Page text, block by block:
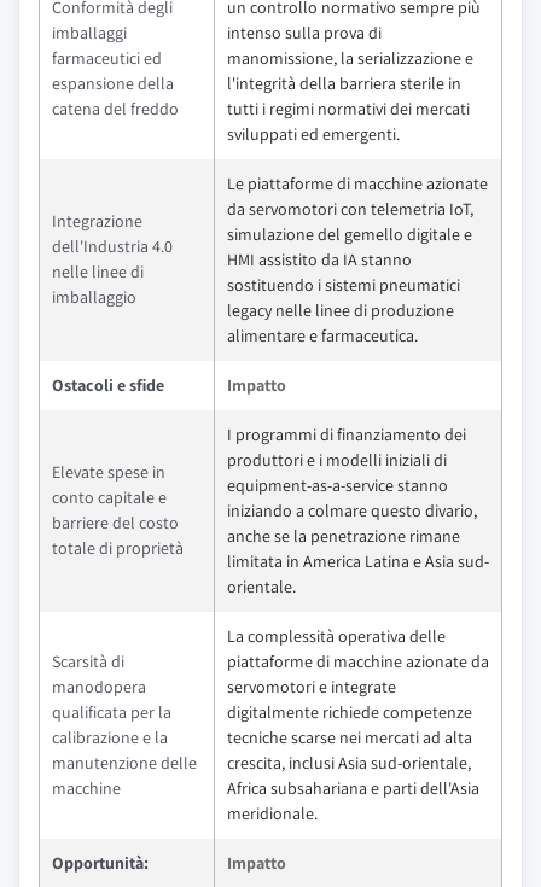
Conformità degli
imballaggi
farmaceutici ed
espansione della
catena del freddo
un controllo normativo sempre più
intenso sulla prova di
manomissione, la serializzazione e
l'integrità della barriera sterile in
tutti i regimi normativi dei mercati
sviluppati ed emergenti.
Integrazione
dell'Industria 4.0
nelle linee di
imballaggio
Le piattaforme di macchine azionate
da servomotori con telemetria IoT,
simulazione del gemello digitale e
HMI assistito da IA stanno
sostituendo i sistemi pneumatici
legacy nelle linee di produzione
alimentare e farmaceutica.
Ostacoli e sfide Impatto
Elevate spese in
conto capitale e
barriere del costo
totale di proprietà
I programmi di finanziamento dei
produttori e i modelli iniziali di
equipment-as-a-service stanno
iniziando a colmare questo divario,
anche se la penetrazione rimane
limitata in America Latina e Asia sud-
orientale.
Scarsità di
manodopera
qualificata per la
calibrazione e la
manutenzione delle
macchine
La complessità operativa delle
piattaforme di macchine azionate da
servomotori e integrate
digitalmente richiede competenze
tecniche scarse nei mercati ad alta
crescita, inclusi Asia sud-orientale,
Africa subsahariana e parti dell'Asia
meridionale.
Opportunità: Impatto